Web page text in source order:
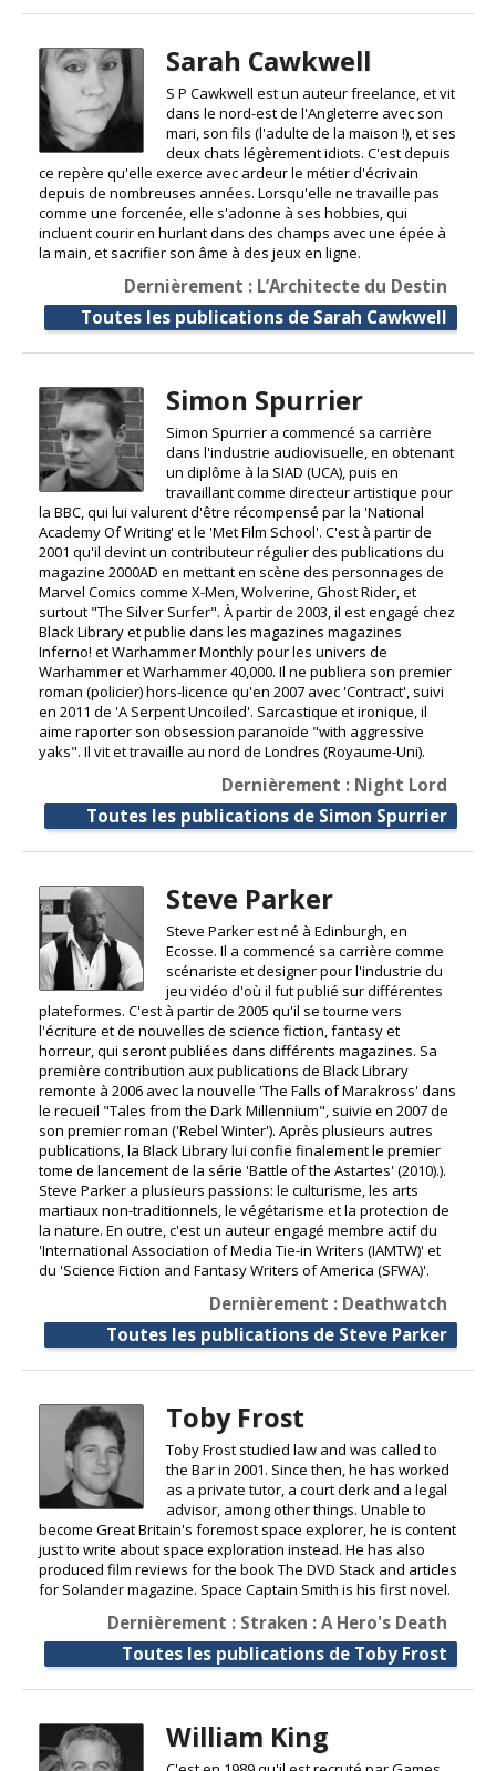
Sarah Cawkwell
S P Cawkwell est un auteur freelance, et vit
dans le nord-est de l'Angleterre avec son
mari, son fils (l'adulte de la maison !), et ses
deux chats légèrement idiots. C'est depuis
ce repère qu'elle exerce avec ardeur le métier d'écrivain
depuis de nombreuses années. Lorsqu'elle ne travaille pas
comme une forcenée, elle s'adonne à ses hobbies, qui
incluent courir en hurlant dans des champs avec une épée à
la main, et sacrifier son âme à des jeux en ligne.
Dernièrement : L’Architecte du Destin
Toutes les publications de Sarah Cawkwell
Simon Spurrier
Simon Spurrier a commencé sa carrière
dans l'industrie audiovisuelle, en obtenant
un diplôme à la SIAD (UCA), puis en
travaillant comme directeur artistique pour
la BBC, qui lui valurent d'être récompensé par la 'National
Academy Of Writing' et le 'Met Film School'. C'est à partir de
2001 qu'il devint un contributeur régulier des publications du
magazine 2000AD en mettant en scène des personnages de
Marvel Comics comme X-Men, Wolverine, Ghost Rider, et
surtout "The Silver Surfer". À partir de 2003, il est engagé chez
Black Library et publie dans les magazines magazines
Inferno! et Warhammer Monthly pour les univers de
Warhammer et Warhammer 40,000. Il ne publiera son premier
roman (policier) hors-licence qu'en 2007 avec 'Contract', suivi
en 2011 de 'A Serpent Uncoiled'. Sarcastique et ironique, il
aime raporter son obsession paranoïde "with aggressive
yaks". Il vit et travaille au nord de Londres (Royaume-Uni).
Dernièrement : Night Lord
Toutes les publications de Simon Spurrier
Steve Parker
Steve Parker est né à Edinburgh, en
Ecosse. Il a commencé sa carrière comme
scénariste et designer pour l'industrie du
jeu vidéo d'où il fut publié sur différentes
plateformes. C'est à partir de 2005 qu'il se tourne vers
l'écriture et de nouvelles de science fiction, fantasy et
horreur, qui seront publiées dans différents magazines. Sa
première contribution aux publications de Black Library
remonte à 2006 avec la nouvelle 'The Falls of Marakross' dans
le recueil "Tales from the Dark Millennium", suivie en 2007 de
son premier roman ('Rebel Winter'). Après plusieurs autres
publications, la Black Library lui confie finalement le premier
tome de lancement de la série 'Battle of the Astartes' (2010).).
Steve Parker a plusieurs passions: le culturisme, les arts
martiaux non-traditionnels, le végétarisme et la protection de
la nature. En outre, c'est un auteur engagé membre actif du
'International Association of Media Tie-in Writers (IAMTW)' et
du 'Science Fiction and Fantasy Writers of America (SFWA)'.
Dernièrement : Deathwatch
Toutes les publications de Steve Parker
Toby Frost
Toby Frost studied law and was called to
the Bar in 2001. Since then, he has worked
as a private tutor, a court clerk and a legal
advisor, among other things. Unable to
become Great Britain's foremost space explorer, he is content
just to write about space exploration instead. He has also
produced film reviews for the book The DVD Stack and articles
for Solander magazine. Space Captain Smith is his first novel.
Dernièrement : Straken : A Hero's Death
Toutes les publications de Toby Frost
William King